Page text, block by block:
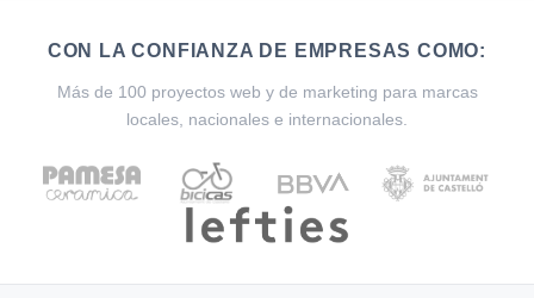
CON LA CONFIANZA DE EMPRESAS COMO:
Más de 100 proyectos web y de marketing para marcas
locales, nacionales e internacionales.